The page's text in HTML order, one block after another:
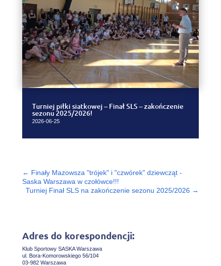
Turniej piłki siatkowej – Finał SLS – zakończenie
sezonu 2025/2026!
2026-06-25
← Finały Mazowsza "trójek" i "czwórek" dziewcząt -
Saska Warszawa w czołówce!!!
Turniej Finał SLS na zakończenie sezonu 2025/2026 →
Adres do korespondencji:
Klub Sportowy SASKA Warszawa
ul. Bora-Komorowskiego 56/104
03-982 Warszawa